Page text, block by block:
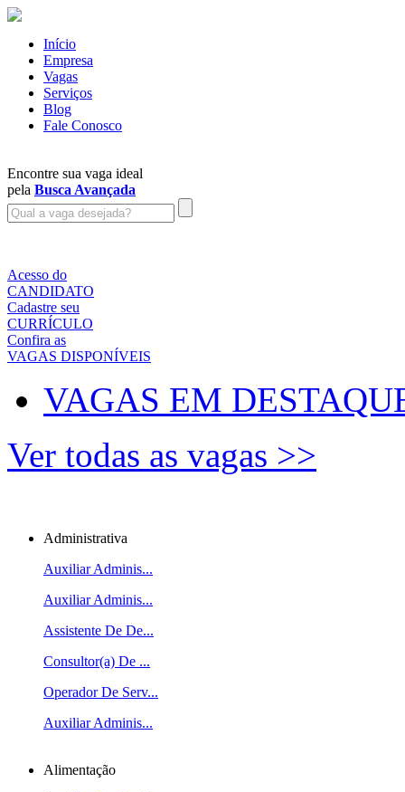
Início
Empresa
Vagas
Serviços
Blog
Fale Conosco
Encontre sua vaga ideal
pela Busca Avançada
Acesso do
CANDIDATO
Cadastre seu
CURRÍCULO
Confira as
VAGAS DISPONÍVEIS
VAGAS EM
Ver todas as vagas >>
Administrativa
Auxiliar Adminis...
Auxiliar Adminis...
Assistente De De...
Consultor(a) De ...
Operador De Serv...
Auxiliar Adminis...
Alimentação